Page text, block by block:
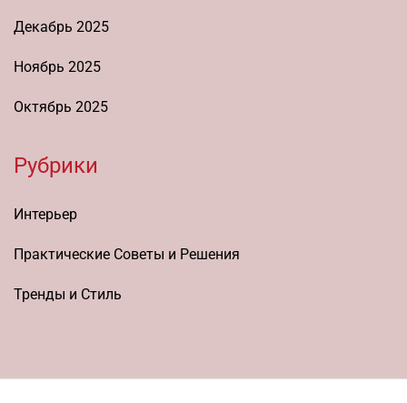
Декабрь 2025
Ноябрь 2025
Октябрь 2025
Рубрики
Интерьер
Практические Советы и Решения
Тренды и Стиль